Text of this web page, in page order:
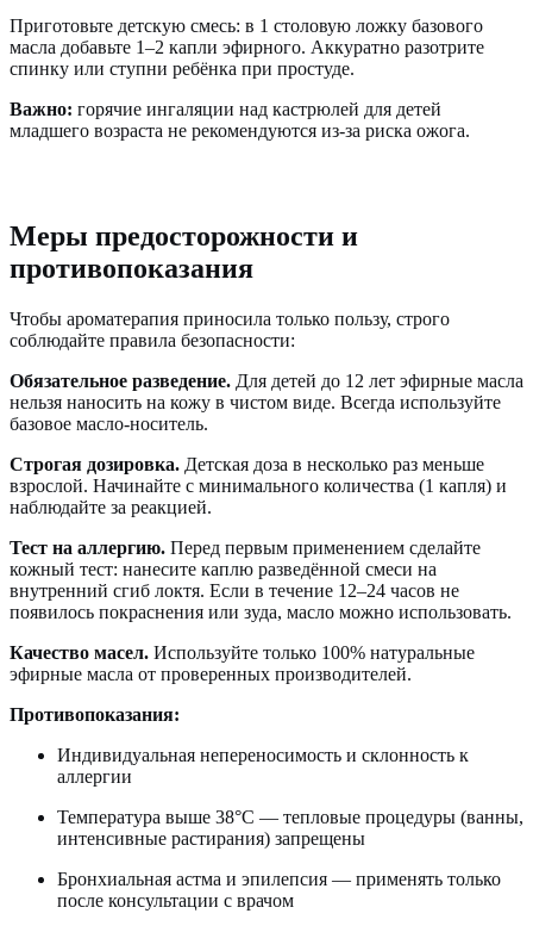
Приготовьте детскую смесь: в 1 столовую ложку базового
масла добавьте 1–2 капли эфирного. Аккуратно разотрите
спинку или ступни ребёнка при простуде.
Важно: горячие ингаляции над кастрюлей для детей
младшего возраста не рекомендуются из-за риска ожога.
Меры предосторожности и
противопоказания
Чтобы ароматерапия приносила только пользу, строго
соблюдайте правила безопасности:
Обязательное разведение. Для детей до 12 лет эфирные масла
нельзя наносить на кожу в чистом виде. Всегда используйте
базовое масло-носитель.
Строгая дозировка. Детская доза в несколько раз меньше
взрослой. Начинайте с минимального количества (1 капля) и
наблюдайте за реакцией.
Тест на аллергию. Перед первым применением сделайте
кожный тест: нанесите каплю разведённой смеси на
внутренний сгиб локтя. Если в течение 12–24 часов не
появилось покраснения или зуда, масло можно использовать.
Качество масел. Используйте только 100% натуральные
эфирные масла от проверенных производителей.
Противопоказания:
Индивидуальная непереносимость и склонность к
аллергии
Температура выше 38°C — тепловые процедуры (ванны,
интенсивные растирания) запрещены
Бронхиальная астма и эпилепсия — применять только
после консультации с врачом